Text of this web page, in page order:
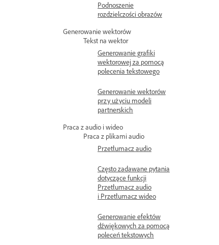
Podnoszenie
rozdzielczości obrazów
Generowanie wektorów
Tekst na wektor
Generowanie grafiki
wektorowej za pomocą
polecenia tekstowego
Generowanie wektorów
przy użyciu modeli
partnerskich
Praca z audio i wideo
Praca z plikami audio
Przetłumacz audio
Często zadawane pytania
dotyczące funkcji
Przetłumacz audio
i Przetłumacz wideo
Generowanie efektów
dźwiękowych za pomocą
poleceń tekstowych